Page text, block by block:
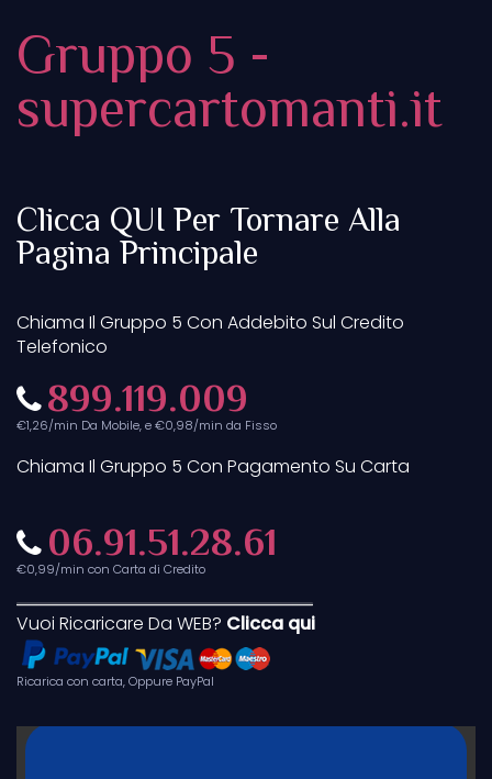
Gruppo 5 -
supercartomanti.it
Clicca QUI Per Tornare Alla
Pagina Principale
Chiama Il Gruppo 5 Con Addebito Sul Credito
Telefonico
899.119.009
€1,26/min Da Mobile, e €0,98/min da Fisso
Chiama Il Gruppo 5 Con Pagamento Su Carta
06.91.51.28.61
€0,99/min con Carta di Credito
Vuoi Ricaricare Da WEB? Clicca qui
Ricarica con carta, Oppure PayPal